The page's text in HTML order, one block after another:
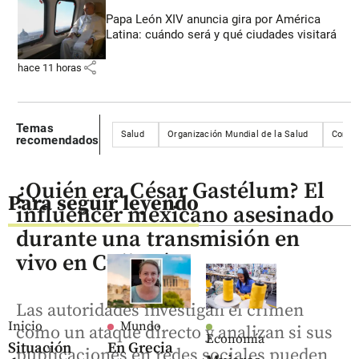
Papa León XIV anuncia gira por América
Latina: cuándo será y qué ciudades visitará
hace 11 horas share
Temas
recomendados
Salud Organización Mundial de la Salud
Para seguir leyendo
Inicio
Situación
Mundo
En Grecia
Economía
¿Quién era César Gastélum? El
influencer mexicano asesinado
durante una transmisión en
vivo en Culiacán
Las autoridades investigan el crimen
como un ataque directo y analizan si sus